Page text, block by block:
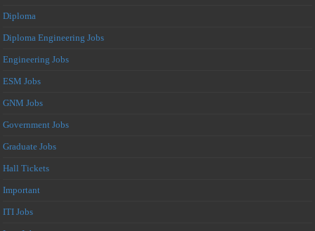
Diploma
Diploma Engineering Jobs
Engineering Jobs
ESM Jobs
GNM Jobs
Government Jobs
Graduate Jobs
Hall Tickets
Important
ITI Jobs